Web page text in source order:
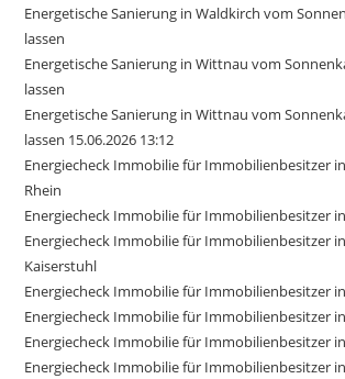
Energetische Sanierung in Waldkirch vom
lassen
Energetische Sanierung in Wittnau vom
lassen
Energetische Sanierung in Wittnau vom
lassen 15.06.2026 13:12
Energiecheck Immobilie für Immobilienbesitzer
Rhein
Energiecheck Immobilie für Immobilienbesitzer
Energiecheck Immobilie für Immobilienbesitzer
Kaiserstuhl
Energiecheck Immobilie für Immobilienbesitzer
Energiecheck Immobilie für Immobilienbesitzer
Energiecheck Immobilie für Immobilienbesitzer
Energiecheck Immobilie für Immobilienbesitzer